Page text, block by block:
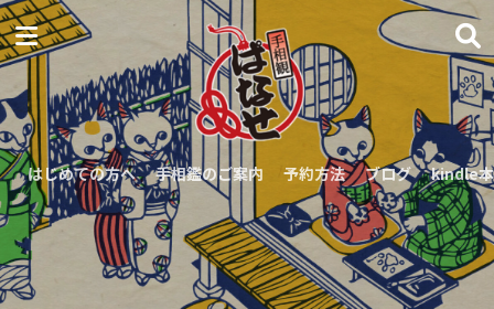
はじめての方へ 手相鑑のご案内 予約方法 ブログ kindle本